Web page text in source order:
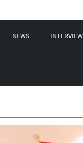
NEWS INTERVIEW